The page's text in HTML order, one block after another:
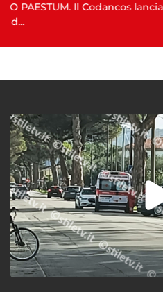
lancia un appello al